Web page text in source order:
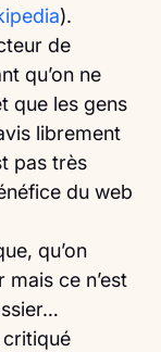
).
de
qu’on ne
que les gens
librement
pas très
du web
qu’on
ce n’est
critiqué